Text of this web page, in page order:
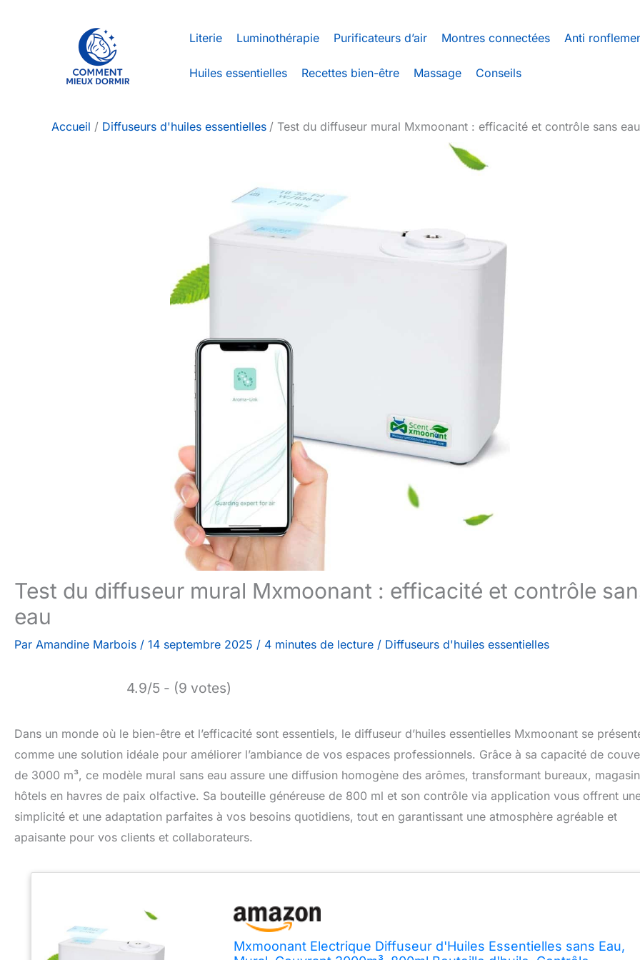
Literie Luminothérapie Purificateurs d’air Montres connectées Anti
Huiles essentielles Recettes bien-être Massage Conseils
Accueil Diffuseurs d'huiles essentielles Test du diffuseur mural Mxmoonant : efficacité et contrôle sans eau
Test du diffuseur mural Mxmoonant : efficacité et contrôle
eau
Par Amandine Marbois / 14 septembre 2025 / 4 minutes de lecture / Diffuseurs d'huiles essentielles
4.9/5 - (9 votes)
Dans un monde où le bien-être et l’efficacité sont essentiels, le diffuseur d’huiles essentielles Mxmoonant se
comme une solution idéale pour améliorer l’ambiance de vos espaces professionnels. Grâce à sa capacité de
de 3000 m³, ce modèle mural sans eau assure une diffusion homogène des arômes, transformant bureaux,
hôtels en havres de paix olfactive. Sa bouteille généreuse de 800 ml et son contrôle via application vous offrent
simplicité et une adaptation parfaites à vos besoins quotidiens, tout en garantissant une atmosphère agréable et
apaisante pour vos clients et collaborateurs.
Mxmoonant Electrique Diffuseur d'Huiles Essentielles sans Eau,